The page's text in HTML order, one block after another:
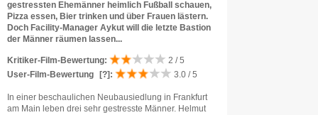
gestressten Ehemänner heimlich Fußball schauen,
Pizza essen, Bier trinken und über Frauen lästern.
Doch Facility-Manager Aykut will die letzte Bastion
der Männer räumen lassen...
Kritiker-Film-Bewertung:
2 / 5
User-Film-Bewertung
[?] : 3.0 / 5
In einer beschaulichen Neubausiedlung in Frankfurt
am Main leben drei sehr gestresste Männer. Helmut